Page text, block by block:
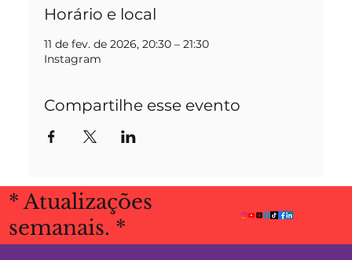
Horário e local
11 de fev. de 2026, 20:30 – 21:30
Instagram
Compartilhe esse evento
* Atualizações
semanais. *